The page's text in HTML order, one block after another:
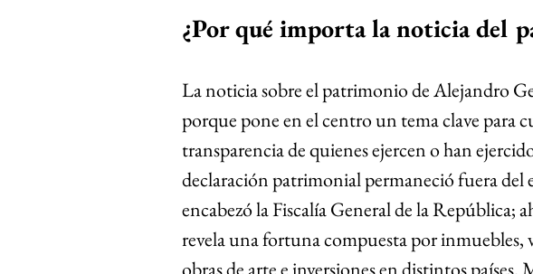
¿Por qué importa la noticia del
La noticia sobre el patrimonio de Alejandro
porque pone en el centro un tema clave para
transparencia de quienes ejercen o han
declaración patrimonial permaneció fuera
encabezó la Fiscalía General de la República;
revela una fortuna compuesta por inmuebles,